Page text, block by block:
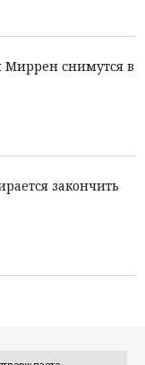
снимутся в
закончить